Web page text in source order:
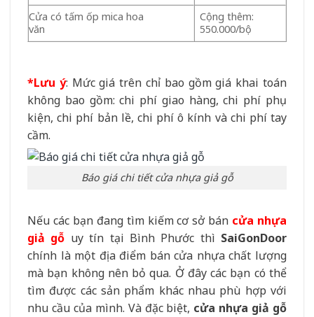
Cửa có tấm ốp mica hoa
văn
Cộng thêm:
550.000/bộ
*Lưu ý: Mức giá trên chỉ bao gồm giá khai toán
không bao gồm: chi phí giao hàng, chi phí phụ
kiện, chi phí bản lề, chi phí ô kính và chi phí tay
cầm.
Báo giá chi tiết cửa nhựa giả gỗ
Nếu các bạn đang tìm kiếm cơ sở bán cửa nhựa
giả gỗ uy tín tại Bình Phước thì SaiGonDoor
chính là một địa điểm bán cửa nhựa chất lượng
mà bạn không nên bỏ qua. Ở đây các bạn có thể
tìm được các sản phẩm khác nhau phù hợp với
nhu cầu của mình. Và đặc biệt, cửa nhựa giả gỗ